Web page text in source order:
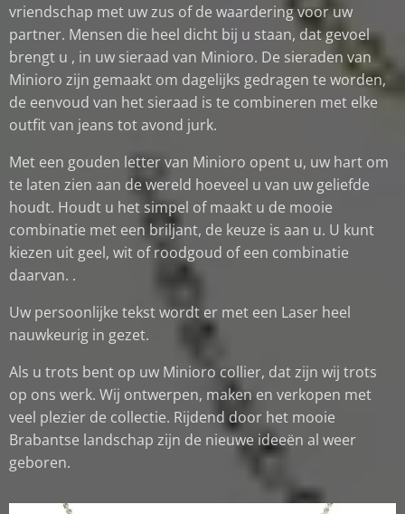
vriendschap met uw zus of de waardering voor uw
partner. Mensen die heel dicht bij u staan, dat gevoel
brengt u , in uw sieraad van Minioro. De sieraden van
Minioro zijn gemaakt om dagelijks gedragen te worden,
de eenvoud van het sieraad is te combineren met elke
outfit van jeans tot avond jurk.
Met een gouden letter van Minioro opent u, uw hart om
te laten zien aan de wereld hoeveel u van uw geliefde
houdt. Houdt u het simpel of maakt u de mooie
combinatie met een briljant, de keuze is aan u. U kunt
kiezen uit geel, wit of roodgoud of een combinatie
daarvan. .
Uw persoonlijke tekst wordt er met een Laser heel
nauwkeurig in gezet.
Als u trots bent op uw Minioro collier, dat zijn wij trots
op ons werk. Wij ontwerpen, maken en verkopen met
veel plezier de collectie. Rijdend door het mooie
Brabantse landschap zijn de nieuwe ideeën al weer
geboren.